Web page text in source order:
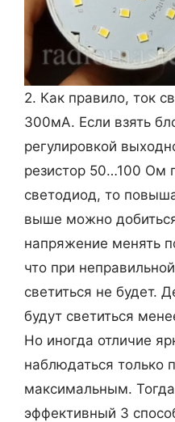
2. Как правило, ток
300мА. Если взять
регулировкой
резистор 50…100 Ом
светодиод, то
выше можно
напряжение менять
что при
светиться не будет.
будут светиться
Но иногда отличие
наблюдаться только
максимальным.
эффективный 3